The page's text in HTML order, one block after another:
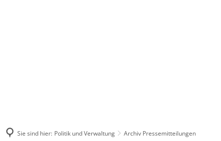
Sie sind hier: Politik und Verwaltung
Archiv Pressemitteilungen